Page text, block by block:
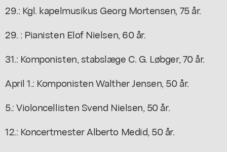
29.: Kgl. kapelmusikus Georg Mortensen, 75 år.
29. : Pianisten Elof Nielsen, 60 år.
31.: Komponisten, stabslæge C. G. Løbger, 70 år.
April 1.: Komponisten Walther Jensen, 50 år.
5.: Violoncellisten Svend Nielsen, 50 år.
12.: Koncertmester Alberto Medid, 50 år.